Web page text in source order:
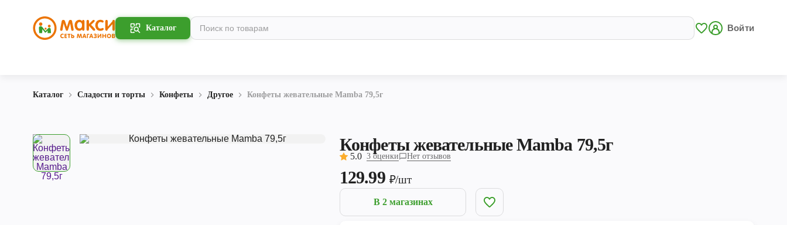
Каталог Войти
Каталог Сладости и торты Конфеты Другое Конфеты жевательные Mamba 79,5г
Конфеты жевательные Mamba 79,5г
5.0 3 оценки Нет отзывов
129.99 ₽/шт
В 2 магазинах